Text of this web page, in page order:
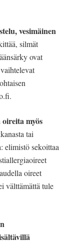
vesimäinen
silmät
ovat
myös
tai
elimistö sekoittaa
oireet
välttämättä tule